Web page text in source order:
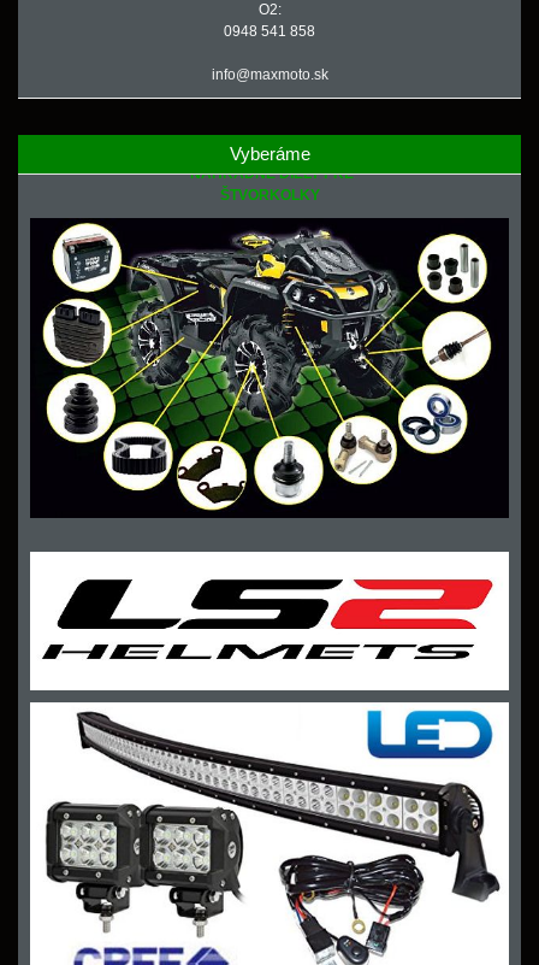
O2:
0948 541 858
info@maxmoto.sk
Vyberáme
NÁHRADNÉ DIELY PRE
ŠTVORKOLKY